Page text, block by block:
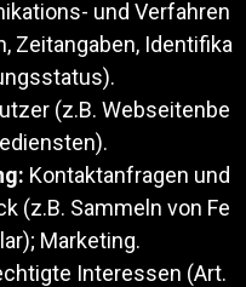
und Verfahren
Zeitangaben, Identifika
(z.B. Webseitenbe
Kontaktanfragen und
(z.B. Sammeln von Fe
Marketing.
Interessen (Art.